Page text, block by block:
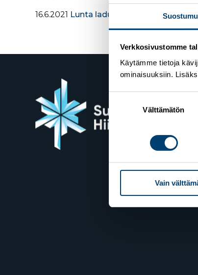
Verkkosivustomme
Käytämme tietoja
ominaisuuksiin.
valinta
Välttämätön
Vain
16.6.2021 Lunta ladulle